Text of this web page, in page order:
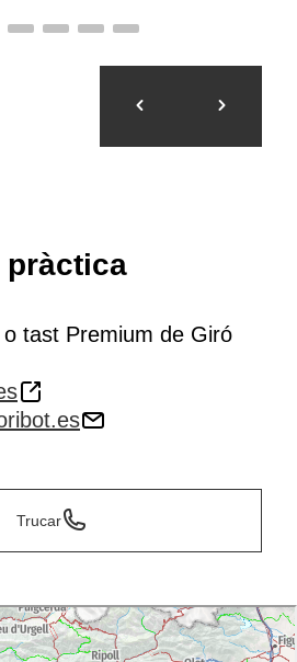
pràctica
tast Premium de Giró
Trucar